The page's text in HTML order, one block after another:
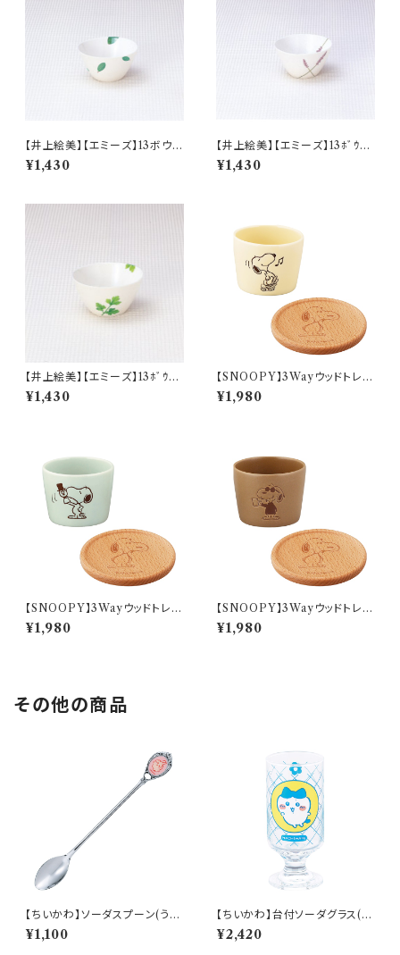
【井上絵美】【エミーズ】13ボウル
【ベイリーフ】AM20-1-T24
¥1,430
【井上絵美】【エミーズ】13ﾎﾞｳﾙ
【ラベンダー】AM20-2-T34
¥1,430
【井上絵美】【エミーズ】13ﾎﾞｳﾙ
【パセリ】AM20-3-T46
¥1,430
【SNOOPY】3Wayウッドトレー
とカップ(バニラ)【SN3200】SN
3201-339C
¥1,980
【SNOOPY】3Wayウッドトレー
とカップ(ミント)【SN3200】SN
3202-339C
¥1,980
【SNOOPY】3Wayウッドトレー
とカップ(モカ)【SN3200】SN3
203-339C
¥1,980
その他の商品
【ちいかわ】ソーダスプーン(うさ
ぎ)【CKW40】CKW43-850
¥1,100
【ちいかわ】台付ソーダグラス(ハ
チワレ)【CKW40】CKW42-81
3
¥2,420